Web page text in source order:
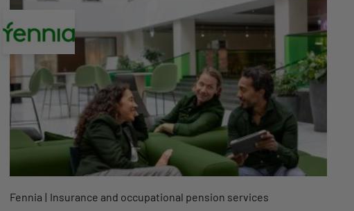
Fennia Insurance and occupational pension services